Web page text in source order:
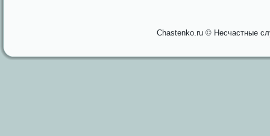
Chastenko.ru © Несчастные